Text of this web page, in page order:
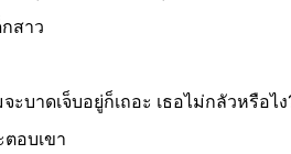
สาว
เจ็บอยู่ก็เถอะ เธอไม่กลัวหรือไง
อบเขา